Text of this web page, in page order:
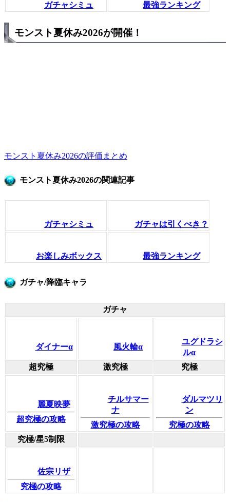
ガチャシミュ 最強ランキング
モンスト夏休み2026が開催！
モンスト夏休み2026の評価まとめ
モンスト夏休み2026の関連記事
ガチャシミュ ガチャは引くべき？
お楽しみボックス 最強ランキング
ガチャ/降臨キャラ
ガチャ
ダイナーα 風火輪α
ユグドラシ
ルα
超究極
激究極 究極
麗夏映夢
超究極の攻略
チルサマー
ナ
激究極の攻略
ダルマツリ
ン
究極の攻略
究極/星5制限
佐宗リザ
究極の攻略